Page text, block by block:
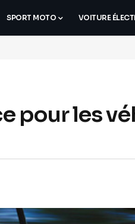
SPORT MOTO VOITURE
pour les